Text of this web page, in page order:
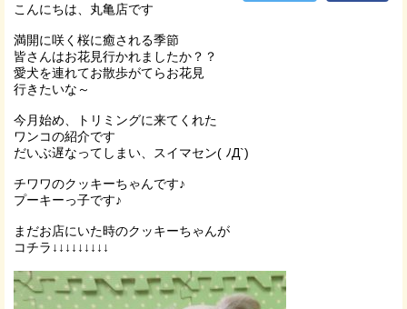
こんにちは、丸亀店です
満開に咲く桜に癒される季節
皆さんはお花見行かれましたか？？
愛犬を連れてお散歩がてらお花見
行きたいな～
今月始め、トリミングに来てくれた
ワンコの紹介です
だいぶ遅なってしまい、スイマセン( ﾉД`)
チワワのクッキーちゃんです♪
プーキーっ子です♪
まだお店にいた時のクッキーちゃんが
コチラ↓↓↓↓↓↓↓↓↓